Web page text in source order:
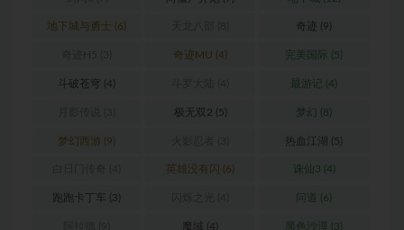
地下城与勇士 (6) 奇迹 (9)
奇迹MU (4) 完美国际 (5)
斗破苍穹 (4) 最游记 (4)
极无双2 (5) 梦幻 (8)
梦幻西游 (9) 热血江湖 (5)
英雄没有闪 (6) 诛仙3 (4)
跑跑卡丁车 (3) 问道 (6)
魔域 (4) 黑色沙漠 (3)